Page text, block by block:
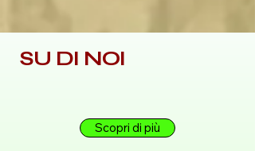
SU DI NOI
Scopri di più